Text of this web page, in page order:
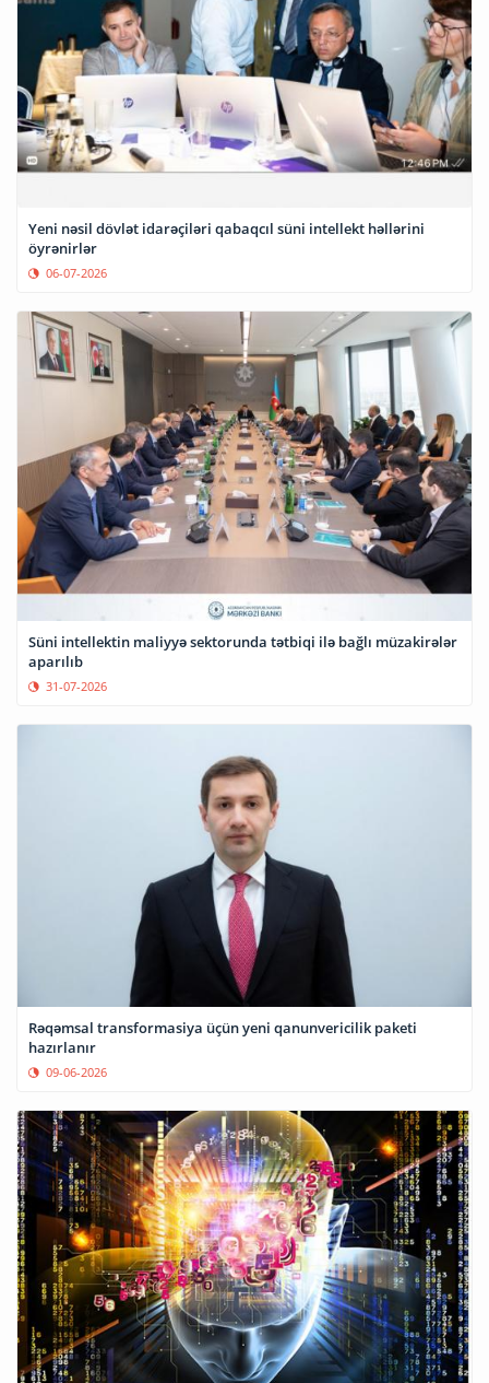
Yeni nəsil dövlət idarəçiləri qabaqcıl süni intellekt həllərini
öyrənirlər
06-07-2026
Süni intellektin maliyyə sektorunda tətbiqi ilə bağlı müzakirələr
aparılıb
31-07-2026
Rəqəmsal transformasiya üçün yeni qanunvericilik paketi
hazırlanır
09-06-2026